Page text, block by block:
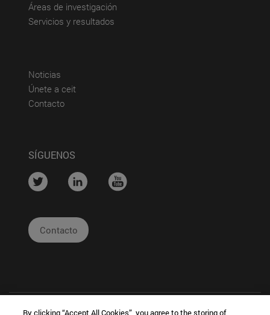
Áreas de investigación
Servicios y resultados
Noticias
Únete a ceit(abre en nueva ventana)
Contacto(abre en nueva ventana)
SÍGUENOS
.... .... ....
Contacto
By clicking “Accept All Cookies”, you agree to the storing of